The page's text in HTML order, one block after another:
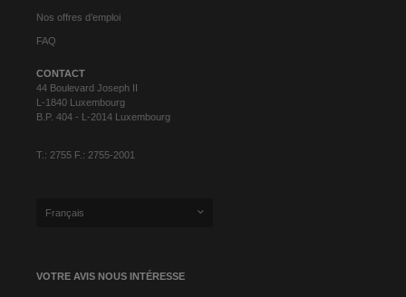
Nos offres d’emploi
FAQ
CONTACT
44 Boulevard Joseph II
L-1840 Luxembourg
B.P. 404 - L-2014 Luxembourg
T.: 2755 F.: 2755-2001
Français
VOTRE AVIS NOUS INTÉRESSE